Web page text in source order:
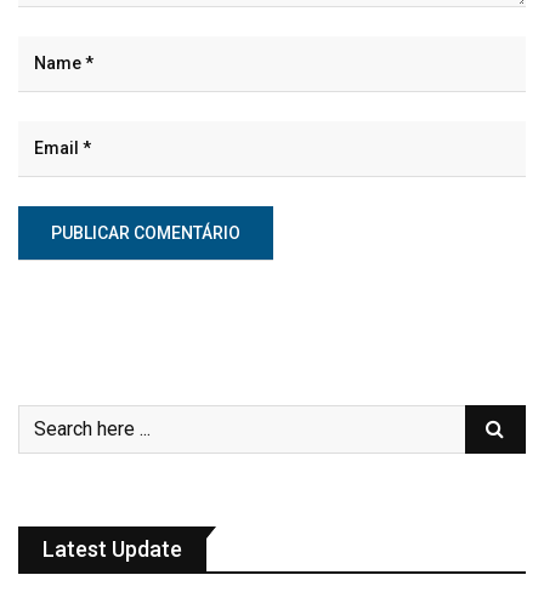
Latest Update